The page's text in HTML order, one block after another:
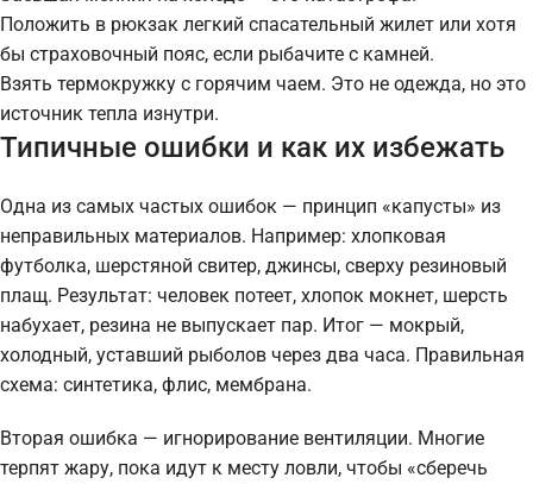
Положить в рюкзак легкий спасательный жилет или хотя
бы страховочный пояс, если рыбачите с камней.
Взять термокружку с горячим чаем. Это не одежда, но это
источник тепла изнутри.
Типичные ошибки и как их избежать
Одна из самых частых ошибок — принцип «капусты» из
неправильных материалов. Например: хлопковая
футболка, шерстяной свитер, джинсы, сверху резиновый
плащ. Результат: человек потеет, хлопок мокнет, шерсть
набухает, резина не выпускает пар. Итог — мокрый,
холодный, уставший рыболов через два часа. Правильная
схема: синтетика, флис, мембрана.
Вторая ошибка — игнорирование вентиляции. Многие
терпят жару, пока идут к месту ловли, чтобы «сберечь